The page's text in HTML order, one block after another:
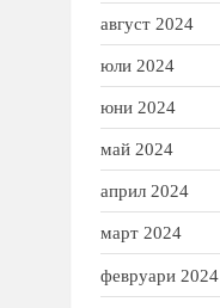
август 2024
юли 2024
юни 2024
май 2024
април 2024
март 2024
февруари 2024